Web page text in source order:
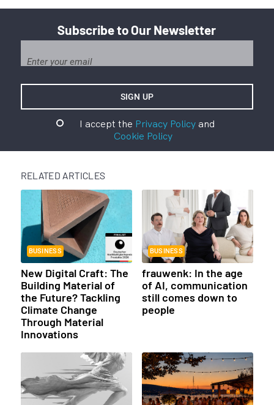
Subscribe to Our Newsletter
I accept the Privacy Policyand
Cookie Policy
RELATED ARTICLES
BUSINESS
New Digital Craft: The
Building Material of
the Future? Tackling
Climate Change
Through Material
Innovations
BUSINESS
frauwenk: In the age
of AI, communication
still comes down to
people